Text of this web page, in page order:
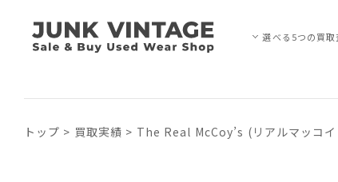
選べる5つの買
トップ > 買取実績 > The Real McCoy’s (リアルマッコ